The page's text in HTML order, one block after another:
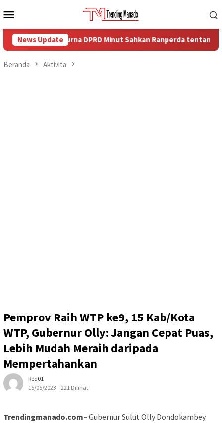
ke
Mobile
News Update
Paripurna DPRD Minut Sahkan Ranperda tentang Pemerintahan
Beranda Aktivita
Pemprov Raih WTP ke9, 15 Kab/Kota
WTP, Gubernur Olly: Jangan Cepat Puas,
Lebih Mudah Meraih daripada
Mempertahankan
Red01
15/05/2023
221 Dilihat
Trendingmanado.com– Gubernur Sulut Olly Dondokambey